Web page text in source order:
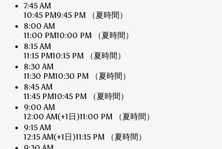
7:45 AM
10:45 PM9:45 PM
（夏時間）
8:00 AM
11:00 PM10:00 PM
（夏時間）
8:15 AM
11:15 PM10:15 PM
（夏時間）
8:30 AM
11:30 PM10:30 PM
（夏時間）
8:45 AM
11:45 PM10:45 PM
（夏時間）
9:00 AM
12:00 AM(+1日)11:00 PM
（夏時間）
9:15 AM
12:15 AM(+1日)11:15 PM
（夏時間）